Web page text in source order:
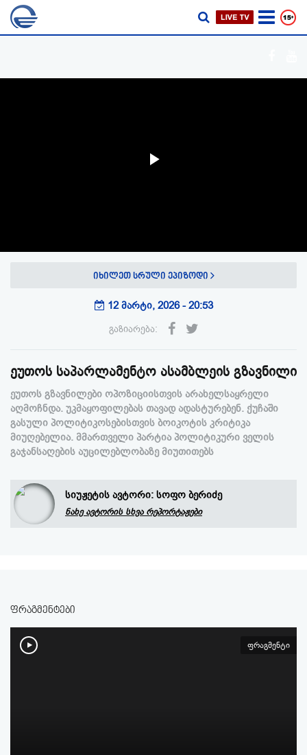
გაზიარება:
იხილეთ სრული ეპიზოდი
12 მარტი, 2026 - 20:53
ეუთოს საპარლამენტო ასამბლეის გზავნილი
ეუთოს გზავნილები ოპოზიციისთვის არახელსაყრელი
აღმოჩნდა. უკმაყოფილებას თავად ადასტურებენ. ქუჩაში
გასული პოლიტიკოსებისთვის ბოიკოტის კრიტიკა
მიუღებელია. მმართველი პარტია პოლიტიკური ველის
გაჯანსაღების აუცილებლობაზე მიუთითებს
სიუჟეტის ავტორი: სოფო ბერიძე
ნახე ავტორის სხვა რეპორტაჟები
ფრაგმენტები
ფრაგმენტი